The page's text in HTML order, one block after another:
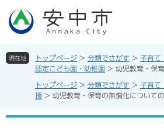
先
を
本
現在地 トップページ > 分類でさがす > 子育て
認定こども園・幼稚園 > 幼児教育・保
トップページ > 分類でさがす > 子育て
援 > 幼児教育・保育の無償化について